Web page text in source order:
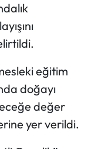
eğitim
doğayı
değer
yer verildi.